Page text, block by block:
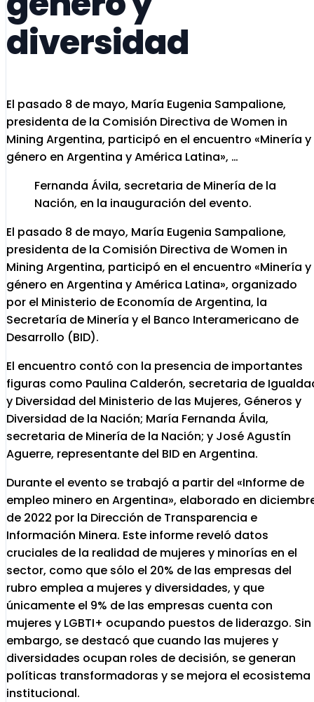
diversidad
El pasado 8 de mayo, María Eugenia Sampalione,
presidenta de la Comisión Directiva de Women in
Mining Argentina, participó en el encuentro «Minería y
género en Argentina y América Latina», …
Fernanda Ávila, secretaria de Minería de la
Nación, en la inauguración del evento.
El pasado 8 de mayo, María Eugenia Sampalione,
presidenta de la Comisión Directiva de Women in
Mining Argentina, participó en el encuentro «Minería y
género en Argentina y América Latina», organizado
por el Ministerio de Economía de Argentina, la
Secretaría de Minería y el Banco Interamericano de
Desarrollo (BID).
El encuentro contó con la presencia de importantes
figuras como Paulina Calderón, secretaria de
y Diversidad del Ministerio de las Mujeres, Géneros y
Diversidad de la Nación; María Fernanda Ávila,
secretaria de Minería de la Nación; y José Agustín
Aguerre, representante del BID en Argentina.
Durante el evento se trabajó a partir del «Informe de
empleo minero en Argentina», elaborado en
de 2022 por la Dirección de Transparencia e
Información Minera. Este informe reveló datos
cruciales de la realidad de mujeres y minorías en el
sector, como que sólo el 20% de las empresas del
rubro emplea a mujeres y diversidades, y que
únicamente el 9% de las empresas cuenta con
mujeres y LGBTI+ ocupando puestos de liderazgo. Sin
embargo, se destacó que cuando las mujeres y
diversidades ocupan roles de decisión, se generan
políticas transformadoras y se mejora el ecosistema
institucional.